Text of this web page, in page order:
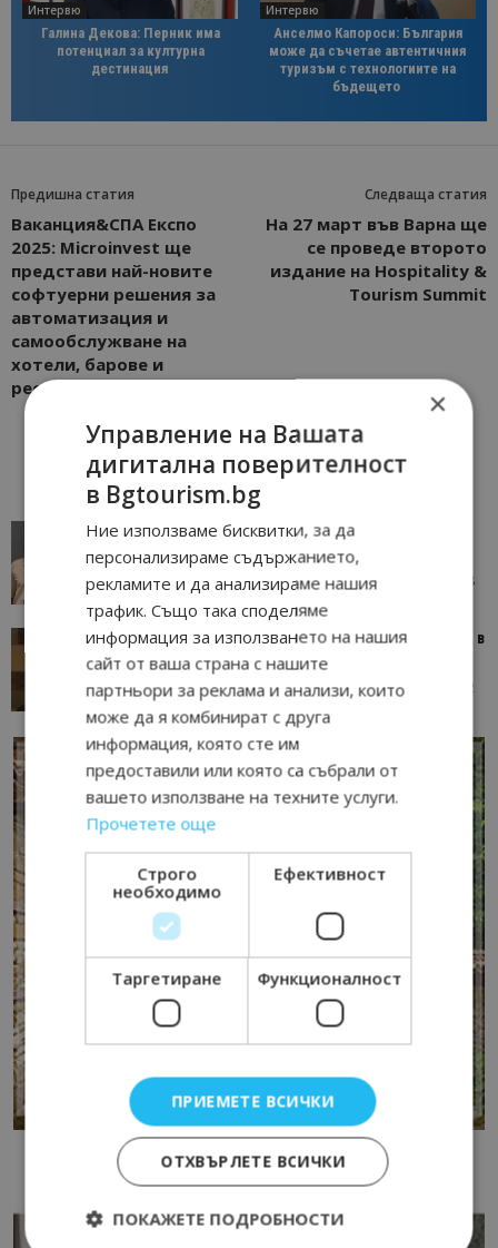
Интервю
Галина Декова: Перник има
потенциал за културна
дестинация
Интервю
Анселмо Капороси: България
може да съчетае автентичния
туризъм с технологиите на
бъдещето
Предишна статия
Ваканция&СПА Експо
2025: Microinvest ще
представи най-новите
софтуерни решения за
автоматизация и
самообслужване на
хотели, барове и
ресторантите
Следваща статия
На 27 март във Варна ще
се проведе второто
издание на Hospitality &
Tourism Summit
AI в туризма: защо камериерка може да се
окаже по-трудна за...
AI Travel Economy с Елица Стоилова 05/08/2026 08:28
Тим Браун: Хотелите губят пари заради грешки в
данните и липсващи...
AI Travel Economy с Елица Стоилова 13/07/2026 09:02
×
Управление на Вашата
дигитална поверителност
в Bgtourism.bg
Ние използваме бисквитки, за да
персонализираме съдържанието,
рекламите и да анализираме нашия
трафик. Също така споделяме
информация за използването на нашия
сайт от ваша страна с нашите
партньори за реклама и анализи, които
може да я комбинират с друга
информация, която сте им
предоставили или която са събрали от
вашето използване на техните услуги.
Прочетете още
Строго
необходимо
Ефективност
Таргетиране Функционалност
ПРИЕМЕТЕ ВСИЧКИ
ОТХВЪРЛЕТЕ ВСИЧКИ
ПОКАЖЕТЕ ПОДРОБНОСТИ